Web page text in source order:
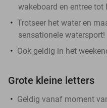
wakeboard en entree tot
Trotseer het water en
sensationele watersport!
Ook geldig in het
Grote kleine letters
Geldig vanaf moment